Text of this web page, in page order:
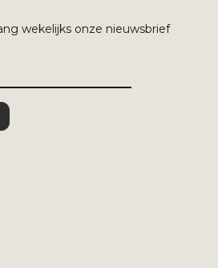
wekelijks onze nieuwsbrief